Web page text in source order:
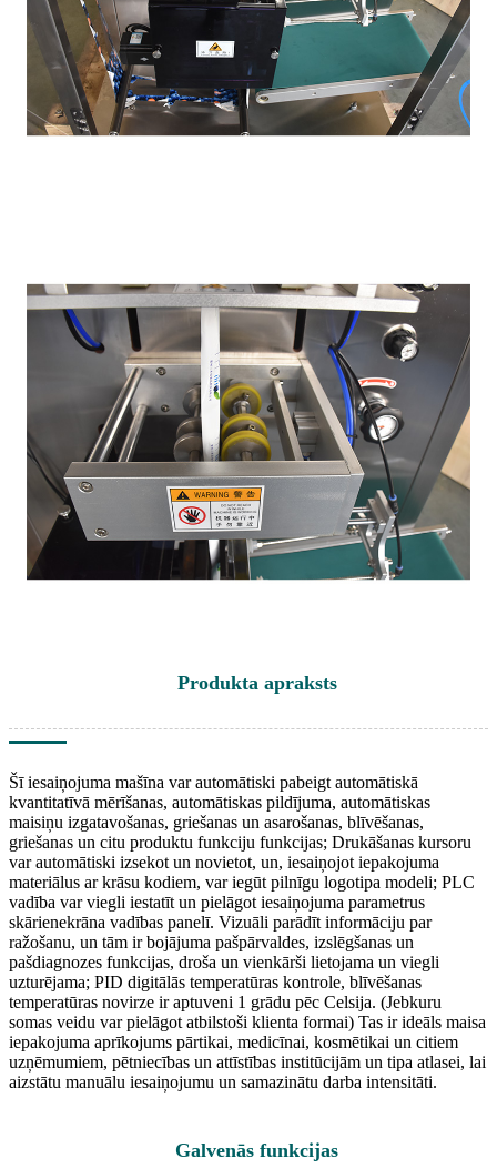
Produkta apraksts
Šī iesaiņojuma mašīna var automātiski pabeigt automātiskā
kvantitatīvā mērīšanas, automātiskas pildījuma, automātiskas
maisiņu izgatavošanas, griešanas un asarošanas, blīvēšanas,
griešanas un citu produktu funkciju funkcijas; Drukāšanas kursoru
var automātiski izsekot un novietot, un, iesaiņojot iepakojuma
materiālus ar krāsu kodiem, var iegūt pilnīgu logotipa modeli; PLC
vadība var viegli iestatīt un pielāgot iesaiņojuma parametrus
skārienekrāna vadības panelī. Vizuāli parādīt informāciju par
ražošanu, un tām ir bojājuma pašpārvaldes, izslēgšanas un
pašdiagnozes funkcijas, droša un vienkārši lietojama un viegli
uzturējama; PID digitālās temperatūras kontrole, blīvēšanas
temperatūras novirze ir aptuveni 1 grādu pēc Celsija. (Jebkuru
somas veidu var pielāgot atbilstoši klienta formai) Tas ir ideāls maisa
iepakojuma aprīkojums pārtikai, medicīnai, kosmētikai un citiem
uzņēmumiem, pētniecības un attīstības institūcijām un tipa atlasei, lai
aizstātu manuālu iesaiņojumu un samazinātu darba intensitāti.
Galvenās funkcijas